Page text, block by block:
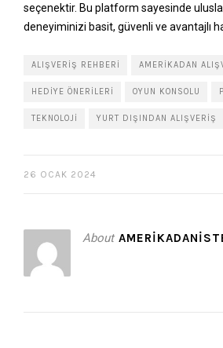
seçenektir. Bu platform sayesinde
deneyiminizi basit, güvenli ve avantajlı
ALIŞVERIŞ REHBERI AMERIKADAN
HEDIYE ÖNERILERI OYUN KONSOLU
TEKNOLOJI YURT DIŞINDAN ALIŞVERIŞ
26 OCAK 2024
About